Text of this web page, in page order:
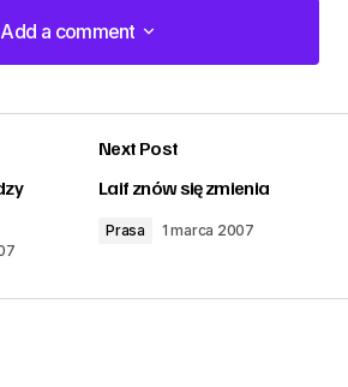
Add a comment
Add a comment
Next Post
Laif znów się zmienia
Prasa 1 marca 2007